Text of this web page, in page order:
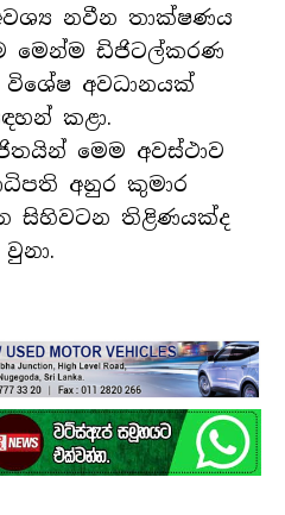
නවීන තාක්ෂණය
මෙන්ම ඩිජිටල්කරණ
විශේෂ අවධානයක්
කළා.
මෙම අවස්ථාව
අනුර කුමාර
සිහිවටන තිළිණයක්ද